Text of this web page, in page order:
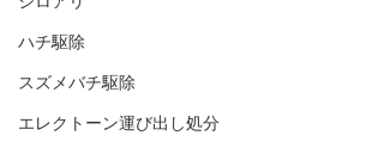
ハチ駆除
スズメバチ駆除
エレクトーン運び出し処分